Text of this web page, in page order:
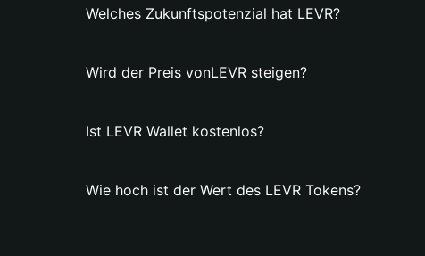
Welches Zukunftspotenzial hat LEVR?
Wird der Preis vonLEVR steigen?
Ist LEVR Wallet kostenlos?
Wie hoch ist der Wert des LEVR Tokens?